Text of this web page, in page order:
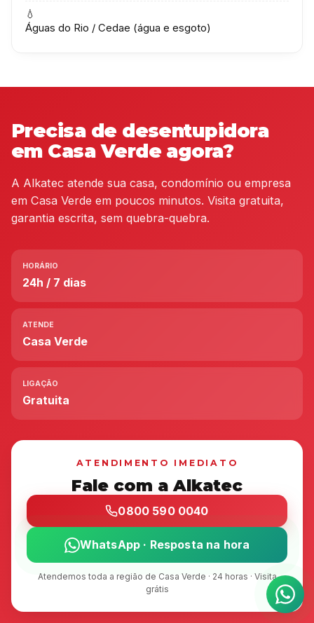
💧
Águas do Rio / Cedae (água e esgoto)
Precisa de desentupidora
em Casa Verde agora?
A Alkatec atende sua casa, condomínio ou empresa
em Casa Verde em poucos minutos. Visita gratuita,
garantia escrita, sem quebra-quebra.
HORÁRIO
24h / 7 dias
ATENDE
Casa Verde
LIGAÇÃO
Gratuita
ATENDIMENTO IMEDIATO
Fale com a Alkatec
0800 590 0040
WhatsApp · Resposta na hora
Atendemos toda a região de Casa Verde · 24 horas · Visita
grátis